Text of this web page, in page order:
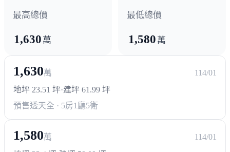
最高總價
1,630 萬
最低總價
1,580 萬
1,630萬
114/01
地坪 23.51 坪·建坪 61.99 坪
預售透天全 · 5房1廳5衛
1,580萬
114/01